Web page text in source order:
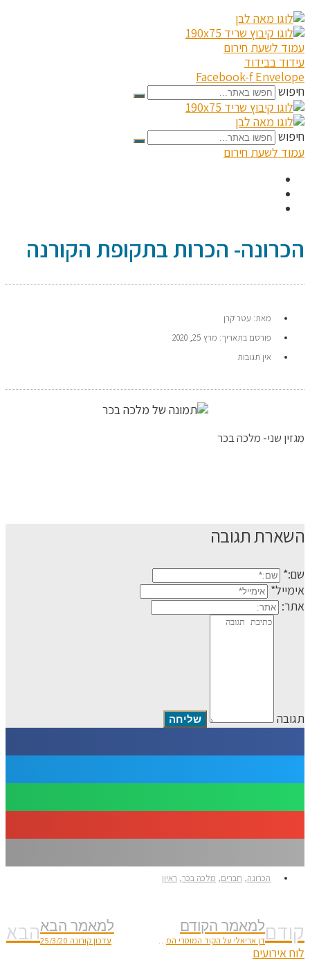
עמוד לשעת חירום
עידוד בבידוד
Facebook-f Envelope
חיפוש
חיפוש
עמוד לשעת חירום
הכרונה- הכרות בתקופת הקורנה
מאת: עטר קרן
פורסם בתאריך: מרץ 25, 2020
אין תגובות
מגזין שני- מלכה בכר
השארת תגובה
שם:*
אימייל*
אתר:
תגובה
הכרונה, חברים, מלכה בכר, ראיון
קודםלמאמר הקודם
דן אריאלי על הקוד המוסרי המשובש שלנו
למאמר הבא
עדכון קורונה 25/3/20 הבא
לוח אירועים